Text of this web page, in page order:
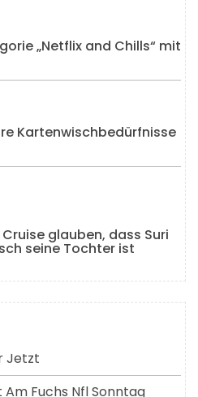
„Netflix and Chills“ mit
Kartenwischbedürfnisse
glauben, dass Suri
seine Tochter ist
Jetzt
Fuchs Nfl Sonntag